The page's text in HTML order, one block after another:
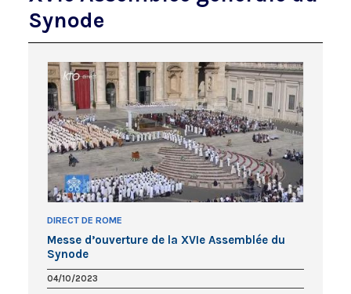
Synode
DIRECT DE ROME
Messe d’ouverture de la XVIe Assemblée du
Synode
04/10/2023